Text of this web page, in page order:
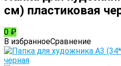
см) пластиковая
0 ₽
В избранноеСравнение